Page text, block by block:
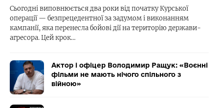
Сьогодні виповнюється два роки від початку Курської
операції — безпрецедентної за задумом і виконанням
кампанії, яка перенесла бойові дії на територію держави-
агресора. Цей крок…
Актор і офіцер Володимир Ращук: «Воєнні
фільми не мають нічого спільного з
війною»